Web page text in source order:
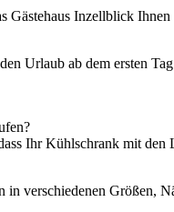
Inzellblick
Urlaub ab dem ersten
Ihr Kühlschrank mit
in verschiedenen Größen,